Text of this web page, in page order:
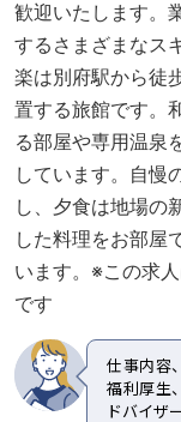
歓迎いたします。
するさまざまなス
楽は別府駅から徒
置する旅館です。
る部屋や専用温泉
しています。自慢
し、夕食は地場の
した料理をお部屋
います。※この求
です
仕事内容
福利厚生
ドバイザ